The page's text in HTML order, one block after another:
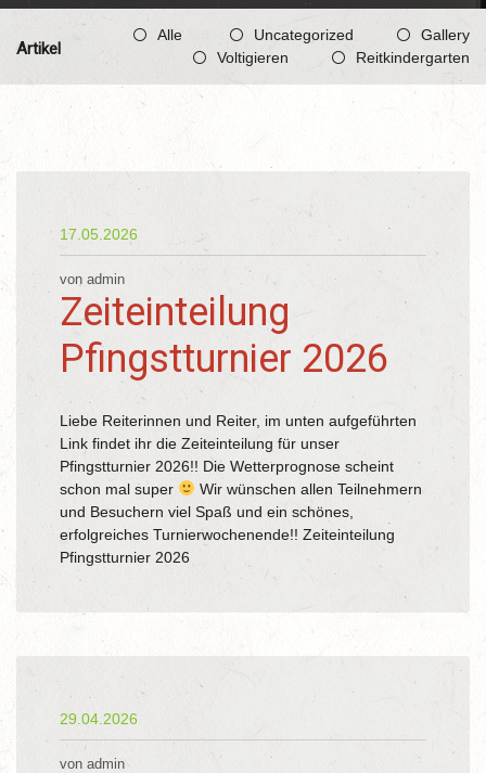
Artikel
Alle Uncategorized
Gallery
Voltigieren
Reitkindergarten
17.05.2026
von admin
Zeiteinteilung
Pfingstturnier 2026
Liebe Reiterinnen und Reiter, im unten aufgeführten
Link findet ihr die Zeiteinteilung für unser
Pfingstturnier 2026!! Die Wetterprognose scheint
schon mal super
Wir wünschen allen Teilnehmern
und Besuchern viel Spaß und ein schönes,
erfolgreiches Turnierwochenende!! Zeiteinteilung
Pfingstturnier 2026
29.04.2026
von admin